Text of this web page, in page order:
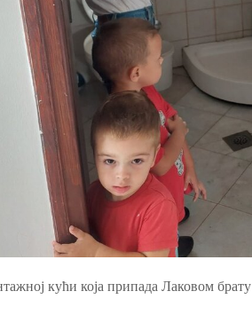
кући која припада Лаковом брату